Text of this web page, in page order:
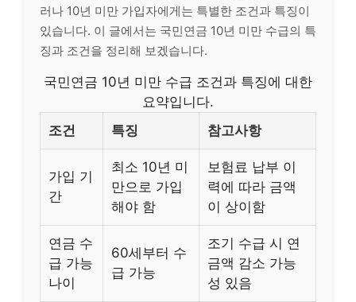
러나 10년 미만 가입자에게는 특별한 조건과 특징이
있습니다. 이 글에서는 국민연금 10년 미만 수급의 특
징과 조건을 정리해 보겠습니다.
국민연금 10년 미만 수급 조건과 특징에 대한
요약입니다.
조건
특징 참고사항
가입 기
간
최소 10년 미
만으로 가입
해야 함
보험료 납부 이
력에 따라 금액
이 상이함
연금 수
급 가능
나이
60세부터 수
급 가능
조기 수급 시 연
금액 감소 가능
성 있음